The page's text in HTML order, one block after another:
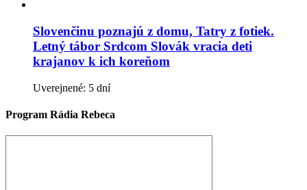
Slovenčinu poznajú z domu, Tatry z fotiek.
Letný tábor Srdcom Slovák vracia deti
krajanov k ich koreňom
Uverejnené: 5 dní
Program Rádia Rebeca